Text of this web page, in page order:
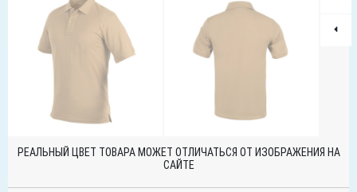
РЕАЛЬНЫЙ ЦВЕТ ТОВАРА МОЖЕТ ОТЛИЧАТЬСЯ ОТ ИЗОБРАЖЕНИЯ НА
САЙТЕ